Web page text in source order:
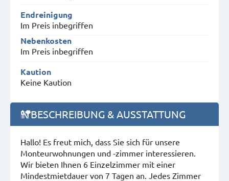
Endreinigung
Im Preis inbegriffen
Nebenkosten
Im Preis inbegriffen
Kaution
Keine Kaution
BESCHREIBUNG & AUSSTATTUNG
Hallo! Es freut mich, dass Sie sich für unsere
Monteurwohnungen und -zimmer interessieren.
Wir bieten Ihnen 6 Einzelzimmer mit einer
Mindestmietdauer von 7 Tagen an. Jedes Zimmer